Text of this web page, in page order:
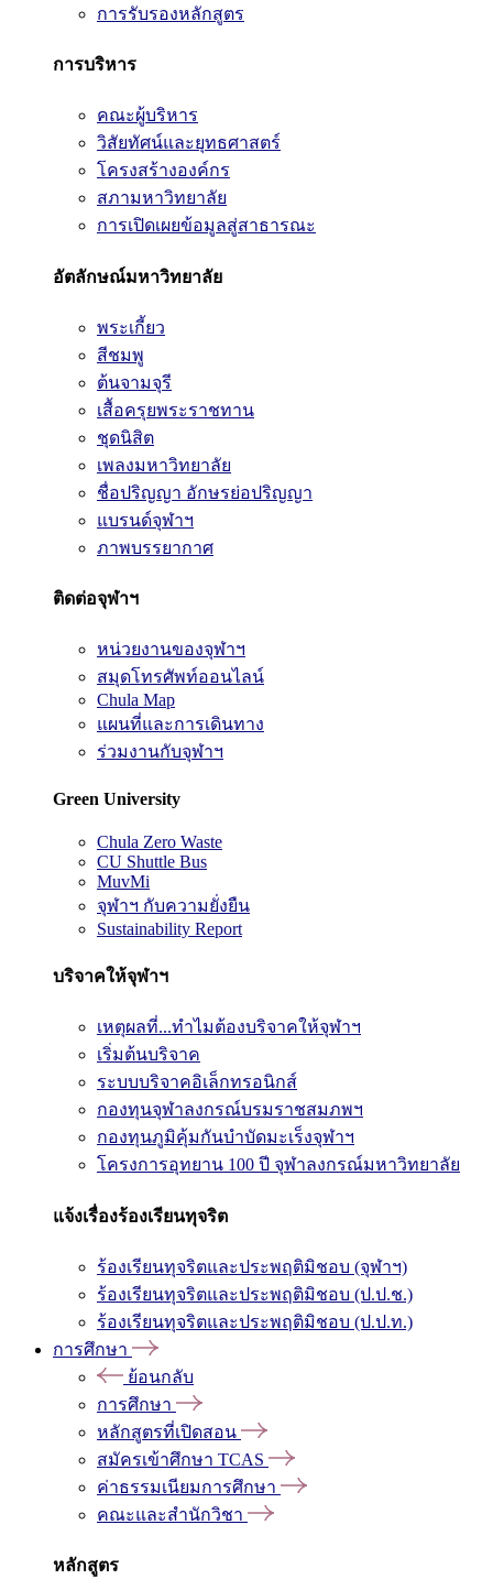
การรับรองหลักสูตร
การบริหาร
คณะผู้บริหาร
วิสัยทัศน์และยุทธศาสตร์
โครงสร้างองค์กร
สภามหาวิทยาลัย
การเปิดเผยข้อมูลสู่สาธารณะ
อัตลักษณ์มหาวิทยาลัย
พระเกี้ยว
สีชมพู
ต้นจามจุรี
เสื้อครุยพระราชทาน
ชุดนิสิต
เพลงมหาวิทยาลัย
ชื่อปริญญา อักษรย่อปริญญา
แบรนด์จุฬาฯ
ภาพบรรยากาศ
ติดต่อจุฬาฯ
หน่วยงานของจุฬาฯ
สมุดโทรศัพท์ออนไลน์
Chula Map
แผนที่และการเดินทาง
ร่วมงานกับจุฬาฯ
Green University
Chula Zero Waste
CU Shuttle Bus
MuvMi
จุฬาฯ กับความยั่งยืน
Sustainability Report
บริจาคให้จุฬาฯ
เหตุผลที่...ทำไมต้องบริจาคให้จุฬาฯ
เริ่มต้นบริจาค
ระบบบริจาคอิเล็กทรอนิกส์
กองทุนจุฬาลงกรณ์บรมราชสมภพฯ
กองทุนภูมิคุ้มกันบำบัดมะเร็งจุฬาฯ
โครงการอุทยาน 100 ปี จุฬาลงกรณ์มหาวิทยาลัย
แจ้งเรื่องร้องเรียนทุจริต
ร้องเรียนทุจริตและประพฤติมิชอบ (จุฬาฯ)
ร้องเรียนทุจริตและประพฤติมิชอบ (ป.ป.ช.)
ร้องเรียนทุจริตและประพฤติมิชอบ (ป.ป.ท.)
การศึกษา
ย้อนกลับ
การศึกษา
หลักสูตรที่เปิดสอน
สมัครเข้าศึกษา TCAS
ค่าธรรมเนียมการศึกษา
คณะและสำนักวิชา
หลักสูตร